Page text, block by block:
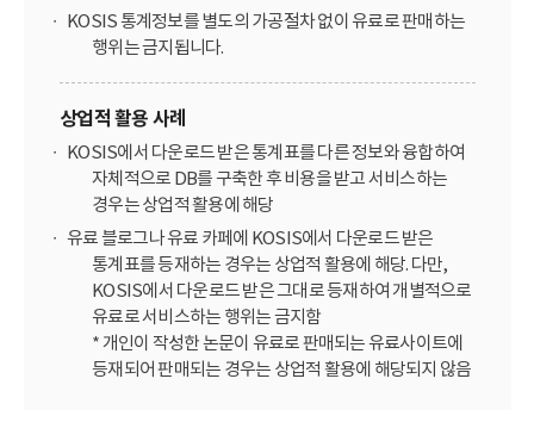
KOSIS 통계정보를 별도의 가공절차 없이 유료로 판매하는
행위는 금지됩니다.
상업적 활용 사례
KOSIS에서 다운로드 받은 통계표를 다른 정보와 융합하여
자체적으로 DB를 구축한 후 비용을 받고 서비스하는
경우는 상업적 활용에 해당
유료 블로그나 유료 카페에 KOSIS에서 다운로드 받은
통계표를 등재하는 경우는 상업적 활용에 해당. 다만,
KOSIS에서 다운로드 받은 그대로 등재하여 개별적으로
유료로 서비스하는 행위는 금지함
* 개인이 작성한 논문이 유료로 판매되는 유료사이트에
등재되어 판매되는 경우는 상업적 활용에 해당되지 않음